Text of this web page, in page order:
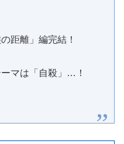
距離」編完結！
マは「自殺」…！